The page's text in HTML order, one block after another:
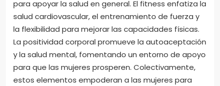
para apoyar la salud en general. El fitness enfatiza la
salud cardiovascular, el entrenamiento de fuerza y
la flexibilidad para mejorar las capacidades físicas.
La positividad corporal promueve la autoaceptación
y la salud mental, fomentando un entorno de apoyo
para que las mujeres prosperen. Colectivamente,
estos elementos empoderan a las mujeres para